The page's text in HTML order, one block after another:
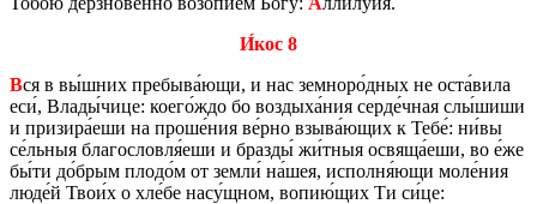
И́кос 8
Вся в вы́шних пре­бы­ва́ющи, и нас земно­ро́дных не оста́вила
еси́, Влады́чице: коего́ждо бо воз­ды­ха́ния серде́чная слы́шиши
и при­зи­ра́еши на проше́ния ве́рно взыва́ющих к Тебе́: ни́вы
се́льныя бла­го­слов­ля́еши и браз­ды́ жи́тныя освя­ща́еши, во е́же
бы́ти до́брым плодо́м от земли́ на́шея, ис­пол­ня́ющи моле́ния
люде́й Твои́х о хле́бе насу́щном, вопию́щих Ти си́це: